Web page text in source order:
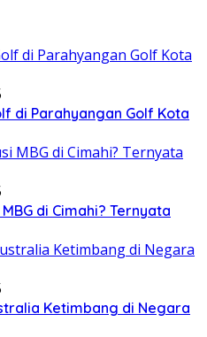
di Parahyangan Golf Kota
di Cimahi? Ternyata
Ketimbang di Negara